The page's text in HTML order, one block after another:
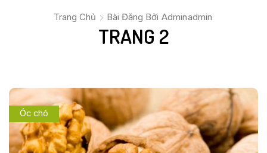
Trang Chủ Bài Đăng Bởi AdminAdmin
TRANG 2
Óc chó